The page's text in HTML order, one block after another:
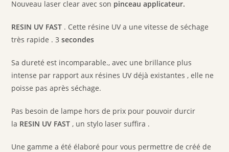
Nouveau laser clear avec son pinceau applicateur.
RESIN UV FAST . Cette résine UV a une vitesse de séchage
très rapide . 3 secondes
Sa dureté est incomparable., avec une brillance plus
intense par rapport aux résines UV déjà existantes , elle ne
poisse pas après séchage.
Pas besoin de lampe hors de prix pour pouvoir durcir
la RESIN UV FAST , un stylo laser suffira .
Une gamme a été élaboré pour vous permettre de créé de